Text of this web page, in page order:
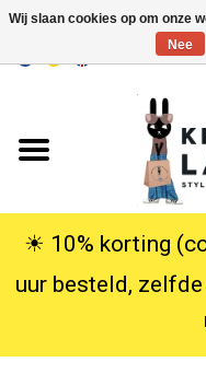
USD
Knuffels
Poppen
SALE
☀︎ 10% korting
uur besteld, zelfde
Wij slaan cookies op om onze
Nee